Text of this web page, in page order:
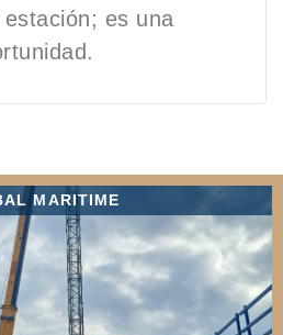
es una
MARITIME